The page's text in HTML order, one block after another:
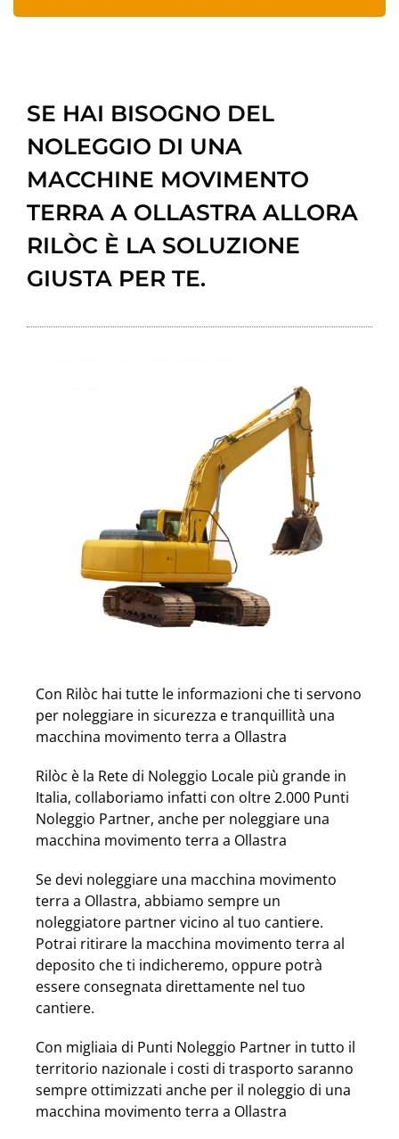
SE HAI BISOGNO DEL
NOLEGGIO DI UNA
MACCHINE MOVIMENTO
TERRA A OLLASTRA ALLORA
RILÒC È LA SOLUZIONE
GIUSTA PER TE.
Con Rilòc hai tutte le informazioni che ti servono
per noleggiare in sicurezza e tranquillità una
macchina movimento terra a Ollastra
Rilòc è la Rete di Noleggio Locale più grande in
Italia, collaboriamo infatti con oltre 2.000 Punti
Noleggio Partner, anche per noleggiare una
macchina movimento terra a Ollastra
Se devi noleggiare una macchina movimento
terra a Ollastra, abbiamo sempre un
noleggiatore partner vicino al tuo cantiere.
Potrai ritirare la macchina movimento terra al
deposito che ti indicheremo, oppure potrà
essere consegnata direttamente nel tuo
cantiere.
Con migliaia di Punti Noleggio Partner in tutto il
territorio nazionale i costi di trasporto saranno
sempre ottimizzati anche per il noleggio di una
macchina movimento terra a Ollastra